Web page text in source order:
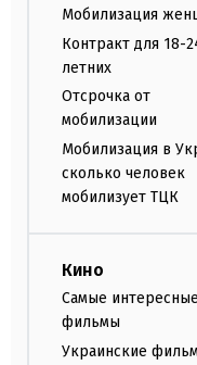
Мобилизация
Контракт для 18-
летних
Отсрочка от
мобилизации
Мобилизация в
сколько человек
мобилизует ТЦК
Кино
Самые интересные
фильмы
Украинские